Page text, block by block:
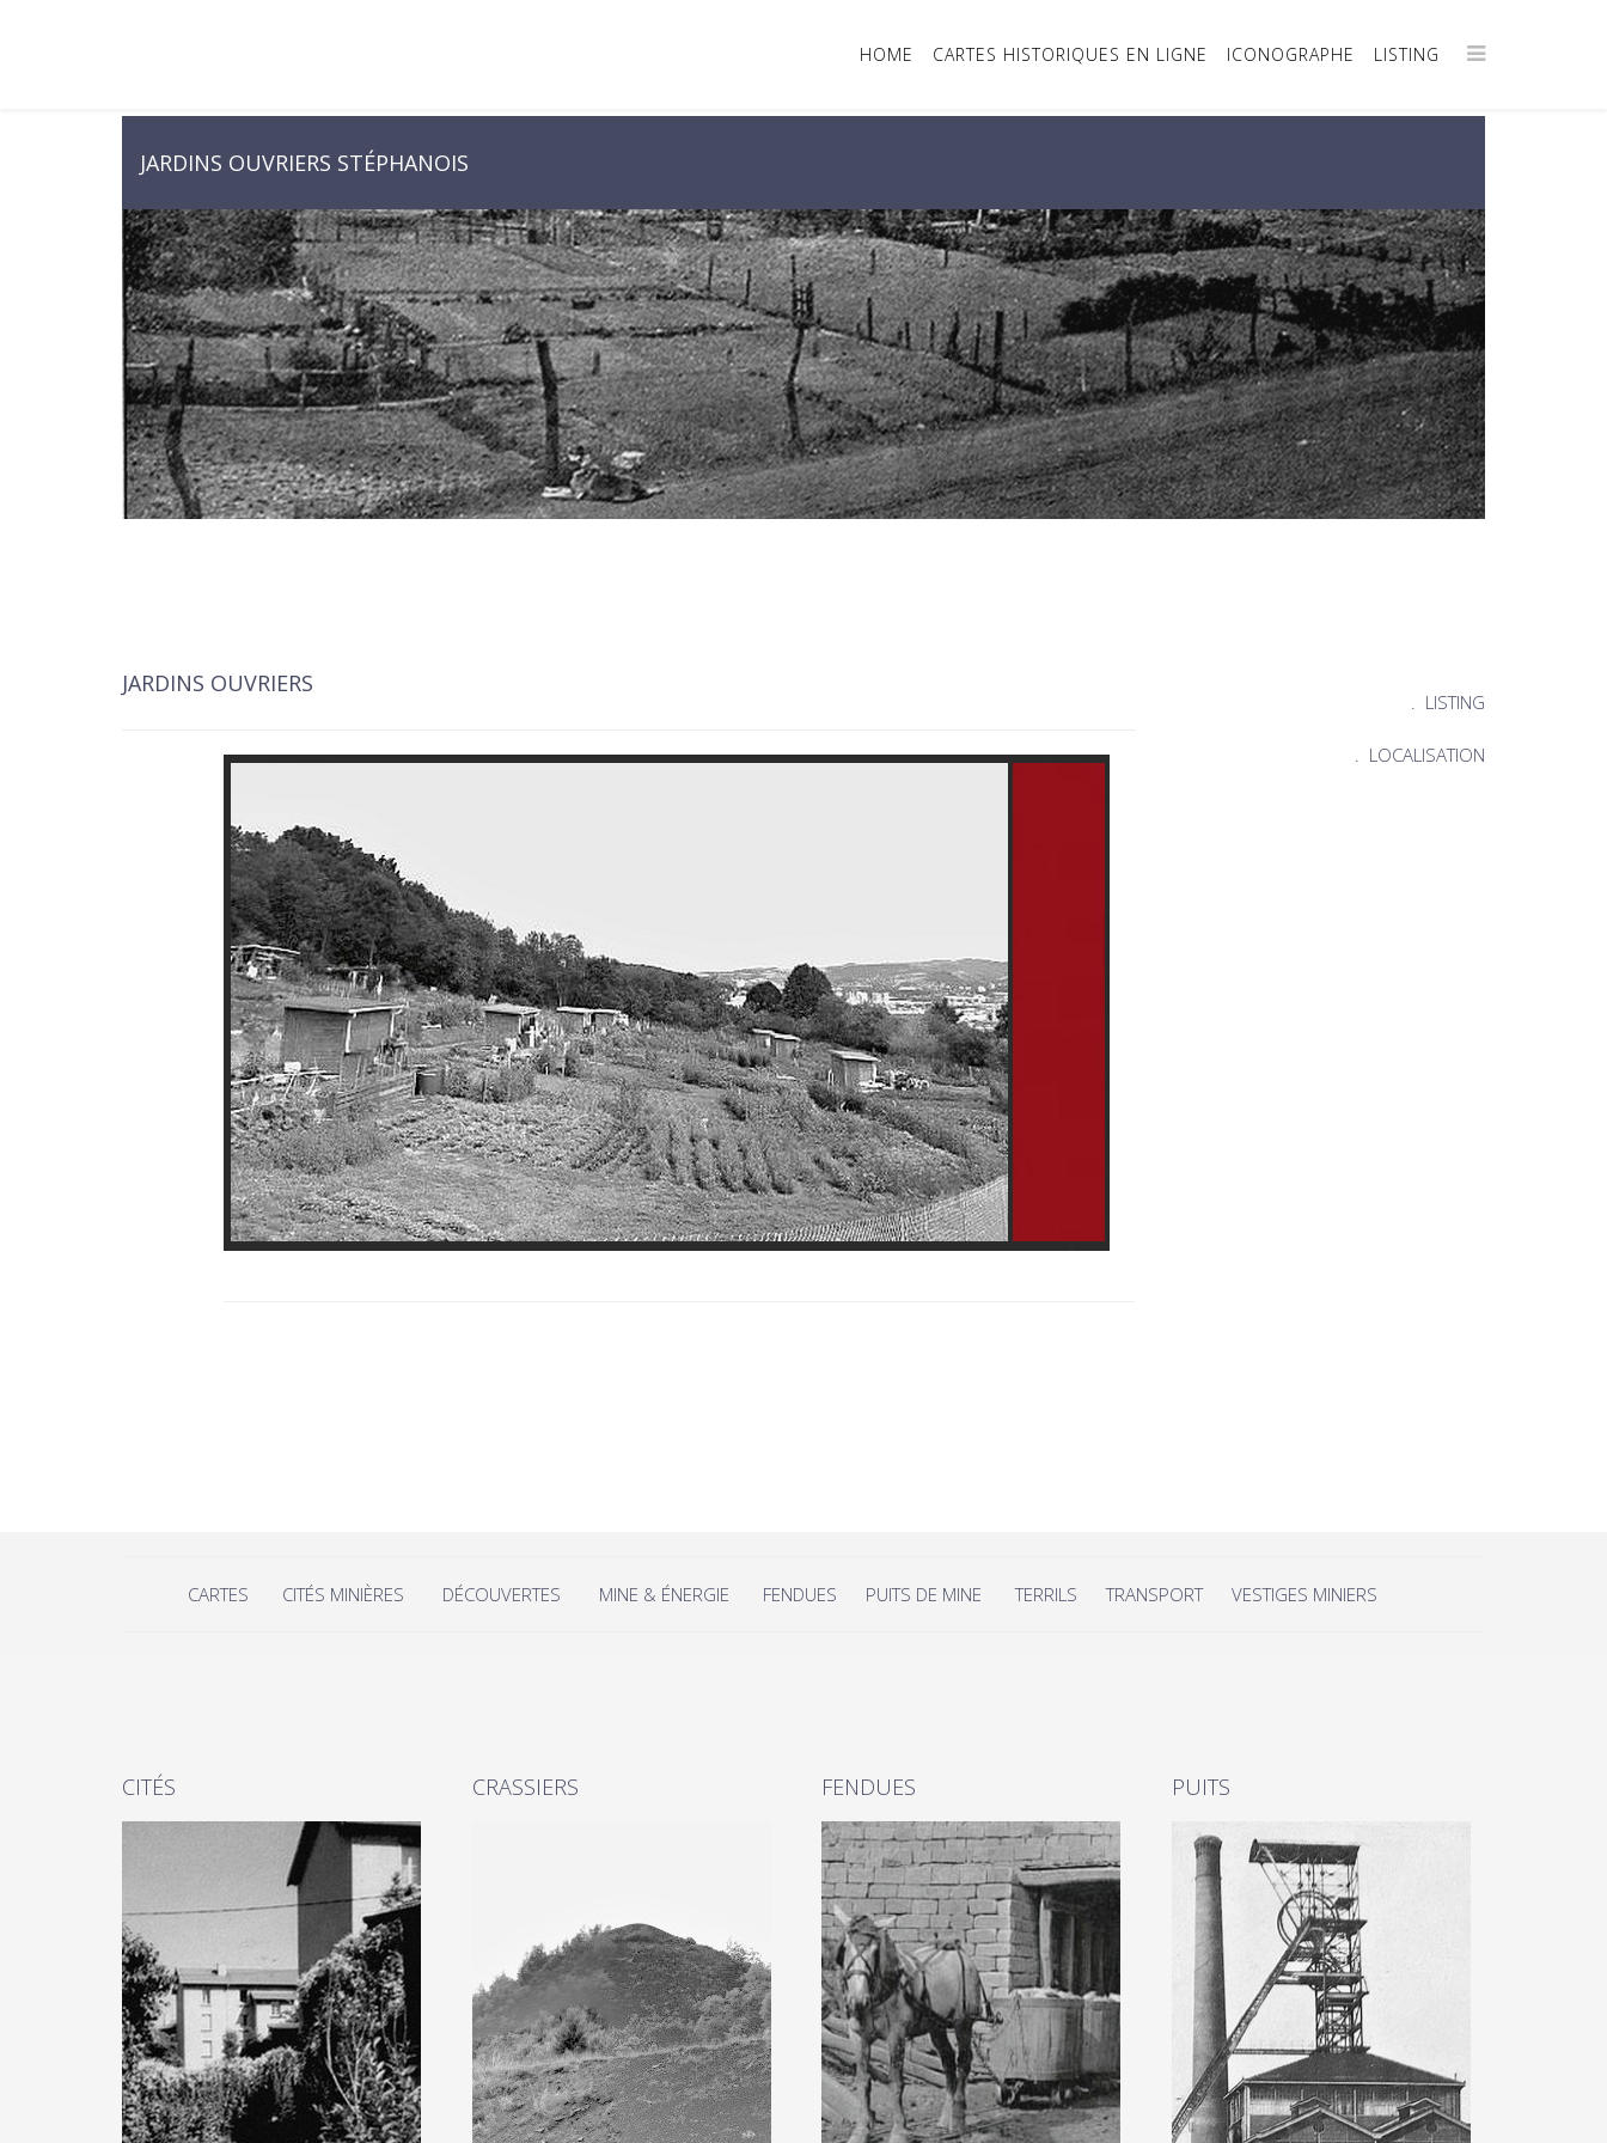
HOME CARTES HISTORIQUES EN LIGNE ICONOGRAPHE LISTING
JARDINS OUVRIERS STÉPHANOIS
JARDINS OUVRIERS
LISTING
LOCALISATION
CARTES CITÉS MINIÈRES DÉCOUVERTES MINE & ÉNERGIE FENDUES PUITS DE MINE TERRILS TRANSPORT VESTIGES MINIERS
CITÉS CRASSIERS FENDUES PUITS